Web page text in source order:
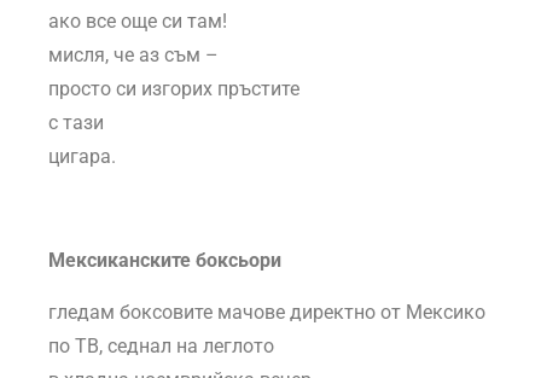
ако все още си там!
мисля, че аз съм –
просто си изгорих пръстите
с тази
цигара.
Мексиканските боксьори
гледам боксовите мачове директно от Mексико
по ТВ, седнал на леглото